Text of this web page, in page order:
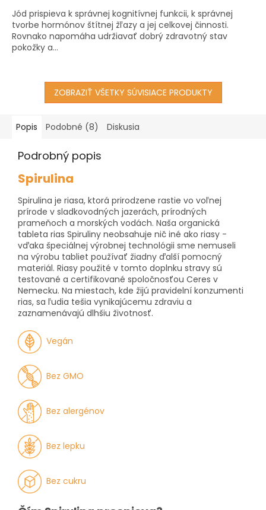
5
hviezdičiek.
Jód prispieva k správnej kognitívnej funkcii, k správnej
tvorbe hormónov štítnej žľazy a jej celkovej činnosti.
Rovnako napomáha udržiavať dobrý zdravotný stav
pokožky a...
ZOBRAZIŤ VŠETKY SÚVISIACE PRODUKTY
Popis Podobné (8) Diskusia
Podrobný popis
Spirulina
Spirulina je riasa, ktorá prirodzene rastie vo voľnej
prírode v sladkovodných jazerách, prírodných
prameňoch a morských vodách. Naša organická
tableta rias Spiruliny neobsahuje nič iné ako riasy -
vďaka špeciálnej výrobnej technológii sme nemuseli
na výrobu tabliet používať žiadny ďalší pomocný
materiál. Riasy použité v tomto doplnku stravy sú
testované a certifikované spoločnosťou Ceres v
Nemecku. Na miestach, kde žijú pravidelní konzumenti
rias, sa ľudia tešia vynikajúcemu zdraviu a
zaznamenávajú dlhšiu životnosť.
Vegán
Bez GMO
Bez alergénov
Bez lepku
Bez cukru